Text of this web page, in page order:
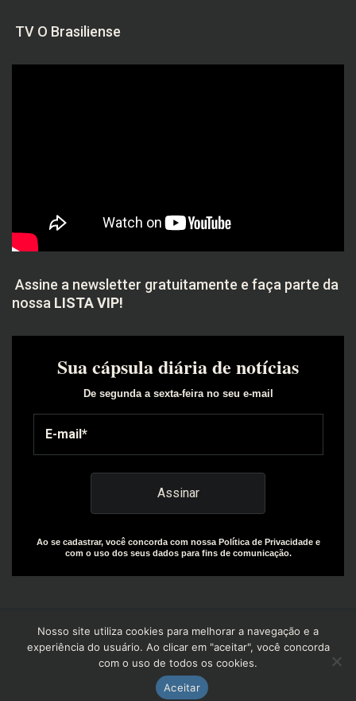
TV O Brasiliense
Assine a newsletter gratuitamente e faça parte da
nossa LISTA VIP!
Sua cápsula diária de notícias
De segunda a sexta-feira no seu e-mail
Ao se cadastrar, você concorda com nossa Política de Privacidade e
com o uso dos seus dados para fins de comunicação.
Copyright© 2025 | Design by: The Everly Growth Agency |
Powered by: R+W Capital
Nosso site utiliza cookies para melhorar a navegação e a
experiência do usuário. Ao clicar em "aceitar", você concorda
com o uso de todos os cookies.
Aceitar